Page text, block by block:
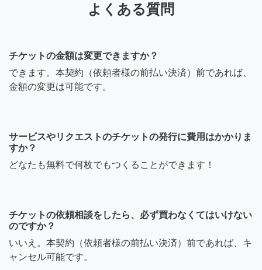
よくある質問
チケットの金額は変更できますか？
できます。本契約（依頼者様の前払い決済）前であれば、
金額の変更は可能です。
サービスやリクエストのチケットの発行に費用はかかりま
すか？
どなたも無料で何枚でもつくることができます！
チケットの依頼相談をしたら、必ず買わなくてはいけない
のですか？
いいえ。本契約（依頼者様の前払い決済）前であれば、キ
ャンセル可能です。